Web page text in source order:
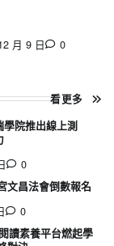
月 9 日
0
看更多
院推出線上測
0
文昌法會倒數報名
0
讀素養平台燃起學